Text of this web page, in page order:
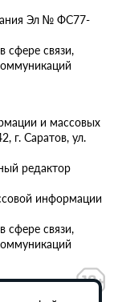
Эл № ФС77-
сфере связи,
и массовых
г. Саратов, ул.
редактор
информации
сфере связи,
данных